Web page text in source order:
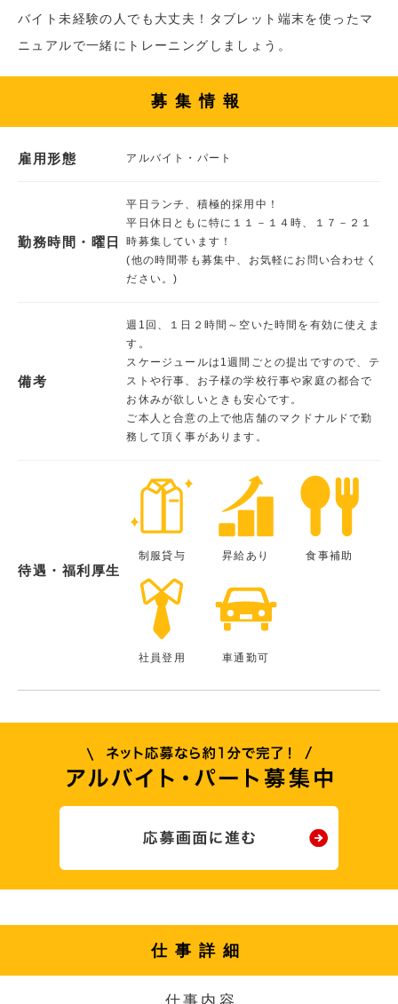
バイト未経験の人でも大丈夫！タブレット端末を使ったマ
ニュアルで一緒にトレーニングしましょう。
募集情報
雇用形態 アルバイト・パート
勤務時間・曜日
平日ランチ、積極的採用中！
平日休日ともに特に１１－１４時、１７－２１
時募集しています！
(他の時間帯も募集中、お気軽にお問い合わせく
ださい。)
備考
週1回、１日２時間～空いた時間を有効に使えま
す。
スケージュールは1週間ごとの提出ですので、テ
ストや行事、お子様の学校行事や家庭の都合で
お休みが欲しいときも安心です。
ご本人と合意の上で他店舗のマクドナルドで勤
務して頂く事があります。
待遇・福利厚生
制服貸与 昇給あり 食事補助
社員登用 車通勤可
仕事詳細